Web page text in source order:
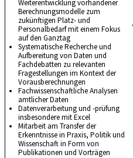
Weiterentwicklung vorhandener
Berechnungsmodelle zum
zukünftigen Platz- und
Personalbedarf mit einem Fokus
auf den Ganztag
Systematische Recherche und
Aufbereitung von Daten und
Fachdebatten zu relevanten
Fragestellungen im Kontext der
Vorausberechnungen
Fachwissenschaftliche Analysen
amtlicher Daten
Datenverarbeitung und -prüfung
insbesondere mit Excel
Mitarbeit am Transfer der
Erkenntnisse in Praxis, Politik und
Wissenschaft in Form von
Publikationen und Vorträgen